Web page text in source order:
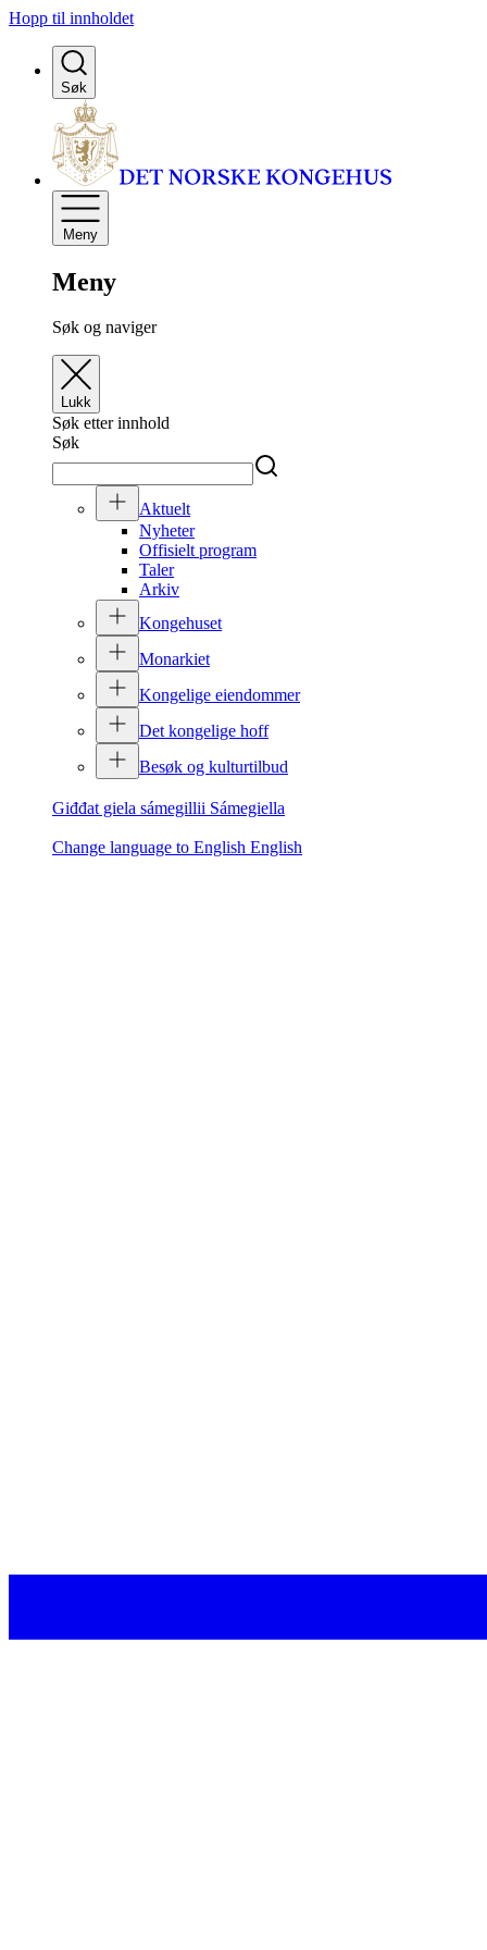
Hopp til innholdet
Søk
Meny
Meny
Søk og naviger
Lukk
Søk etter innhold
Søk
Aktuelt
Nyheter
Offisielt program
Taler
Arkiv
Kongehuset
Monarkiet
Kongelige eiendommer
Det kongelige hoff
Besøk og kulturtilbud
Giđđat giela sámegillii Sámegiella
Change language to English English